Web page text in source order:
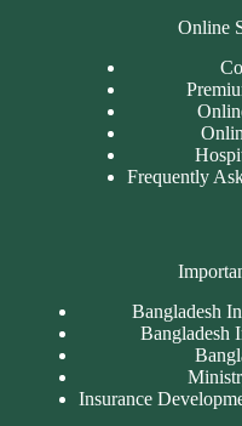
Online
Frequently
Bangladesh
Bangladesh
Insurance